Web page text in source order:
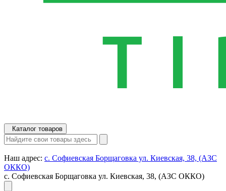
Каталог товаров
Наш адрес: с. Софиевская Борщаговка ул. Киевская, 38, (АЗС
ОККО)
с. Софиевская Борщаговка ул. Киевская, 38, (АЗС ОККО)